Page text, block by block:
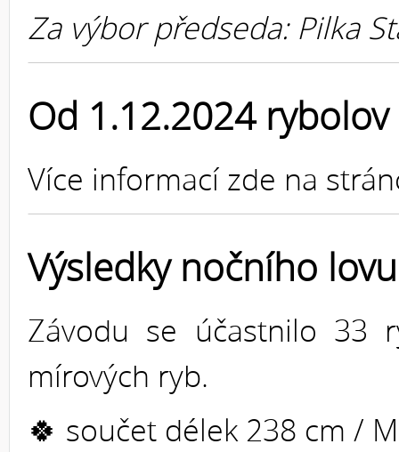
Za výbor předseda: Pilka
Od 1.12.2024
Více informací zde na
Výsledky nočního
Závodu se účastnilo 33
mírových ryb.
🍀 součet délek 238 cm /